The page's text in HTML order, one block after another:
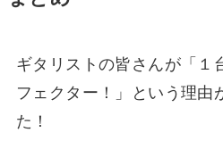
ギタリストの皆さんが「１
フェクター！」という理由
た！